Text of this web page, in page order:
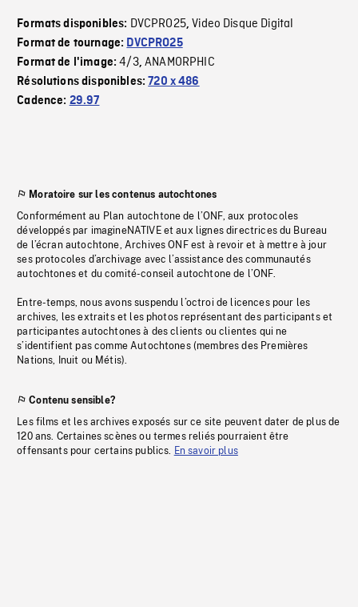
Formats disponibles: DVCPRO25,Video Disque Digital
Format de tournage: DVCPRO25
Format de l'image:4/3,ANAMORPHIC
Résolutions disponibles:720 x 486
Cadence: 29.97
Moratoire sur les contenus autochtones
Conformément au Plan autochtone de l’ONF, aux protocoles
développés par imagineNATIVE et aux lignes directrices du Bureau
de l’écran autochtone, Archives ONF est à revoir et à mettre à jour
ses protocoles d’archivage avec l’assistance des communautés
autochtones et du comité-conseil autochtone de l’ONF.
Entre-temps, nous avons suspendu l’octroi de licences pour les
archives, les extraits et les photos représentant des participants et
participantes autochtones à des clients ou clientes qui ne
s’identifient pas comme Autochtones (membres des Premières
Nations, Inuit ou Métis).
Contenu sensible?
Les films et les archives exposés sur ce site peuvent dater de plus de
120 ans. Certaines scènes ou termes reliés pourraient être
offensants pour certains publics. En savoir plus